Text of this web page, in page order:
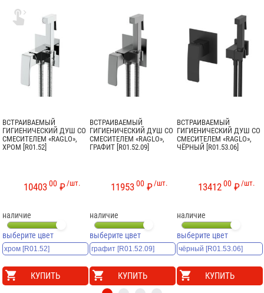
ВСТРАИВАЕМЫЙ
ГИГИЕНИЧЕСКИЙ ДУШ СО
СМЕСИТЕЛЕМ «RAGLO»,
ХРОМ [R01.52]
/шт.
1040300 ₽
наличие
выберите цвет
КУПИТЬ
ВСТРАИВАЕМЫЙ
ГИГИЕНИЧЕСКИЙ ДУШ СО
СМЕСИТЕЛЕМ «RAGLO»,
ГРАФИТ [R01.52.09]
/шт.
1195300 ₽
наличие
выберите цвет
КУПИТЬ
ВСТРАИВАЕМЫЙ
ГИГИЕНИЧЕСКИЙ ДУШ СО
СМЕСИТЕЛЕМ «RAGLO»,
ЧЁРНЫЙ [R01.53.06]
/шт.
1341200 ₽
наличие
выберите цвет
КУПИТЬ
